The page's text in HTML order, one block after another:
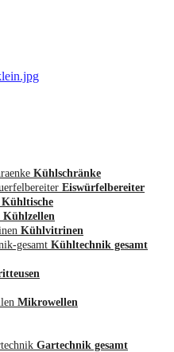
Kühlschränke
Eiswürfelbereiter
Kühltische
Kühlzellen
Kühlvitrinen
Kühltechnik gesamt
Mikrowellen
Gartechnik gesamt